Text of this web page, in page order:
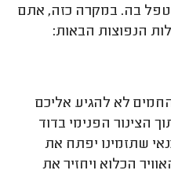
בה. במקרה כזה, אתם
הנפוצות הבאות:
לא להגיע אליכם
הצינור הפנימי בדוד
שתזמינו יפתח את
הכלוא ויחזיר את